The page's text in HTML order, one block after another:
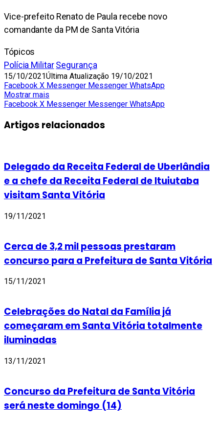
Vice-prefeito Renato de Paula recebe novo
comandante da PM de Santa Vitória
Tópicos
Polícia Militar Segurança
15/10/2021Última Atualização 19/10/2021
Facebook X Messenger Messenger WhatsApp
Mostrar mais
Facebook X Messenger Messenger WhatsApp
Artigos relacionados
Delegado da Receita Federal de Uberlândia
e a chefe da Receita Federal de Ituiutaba
visitam Santa Vitória
19/11/2021
Cerca de 3,2 mil pessoas prestaram
concurso para a Prefeitura de Santa Vitória
15/11/2021
Celebrações do Natal da Família já
começaram em Santa Vitória totalmente
iluminadas
13/11/2021
Concurso da Prefeitura de Santa Vitória
será neste domingo (14)